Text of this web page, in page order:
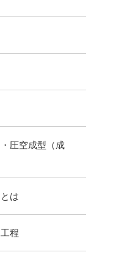
圧空成型（成
は
程